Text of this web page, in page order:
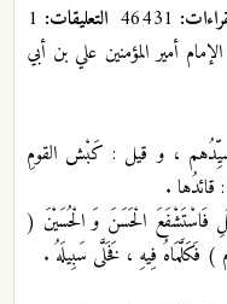
التعليقات:
أمير المؤمنين علي بن أبي
، و قيل : كَبْش القومِ
.
فَاسْتَشْفَعَ الْحَسَنَ وَ الْحُسَيْنَ (
) فَكَلَّمَاهُ فِيهِ ، فَخَلَّى سَبِيلَهُ .